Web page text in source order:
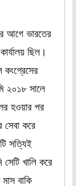
আগে ভারতের
ছিল।
কংগ্রেসের
২০১৮ সালে
হওয়ার পর
সেবা করে
সত্যিই
খালি করে
বাকি